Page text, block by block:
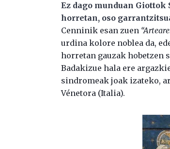
Ez dago munduan
horretan, oso
Cenninik esan zuen
urdina kolore noblea da,
horretan gauzak hobetzen
Badakizue hala ere
sindromeak joak izateko,
Vénetora (Italia).